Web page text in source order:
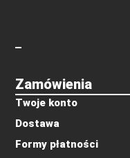
Zamówienia
Twoje konto
Dostawa
Formy płatności